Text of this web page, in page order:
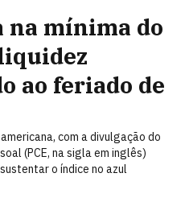
na mínima do
ao feriado de
com a divulgação do
(PCE, na sigla em inglês)
o índice no azul